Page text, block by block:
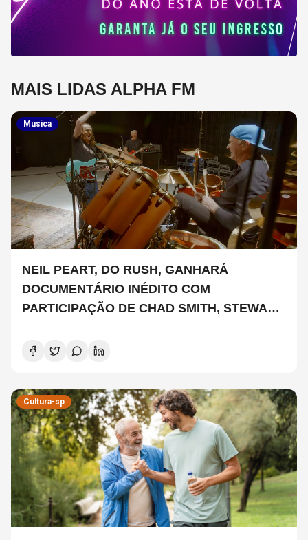
MAIS LIDAS ALPHA FM
Musica
NEIL PEART, DO RUSH, GANHARÁ
DOCUMENTÁRIO INÉDITO COM
PARTICIPAÇÃO DE CHAD SMITH, STEWART
Cultura-sp